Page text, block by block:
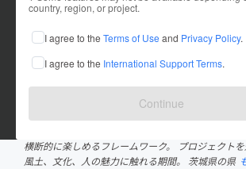
country, region, or project.
I agree to the Terms of Use and Privacy Policy.
I agree to the International Support Terms.
Continue
プロジェクトオーナー
これまでに2回支援して7件のプロジェクトを投稿
在住国：日本 現在地：茨城県
出身地：茨城県
まじわり、とどまる。 秋、水戸中心市街地で開催
横断的に楽しめるフレームワーク。 プロジェクトを
風土、文化、人の魅力に触れる期間。 茨城県の県